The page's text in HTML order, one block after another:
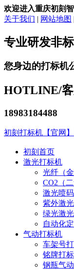
欢迎进入重庆初刻
关于我们 | 网站地图
专业研发非
您身边的打标机
HOTLINE/
18983184488
初刻打标机【官网】
初刻首页
激光打标机
光纤（
CO2（
激光喷
紫外激
绿光激
自动化
气动打标机
车架号
铭牌打
钢瓶气